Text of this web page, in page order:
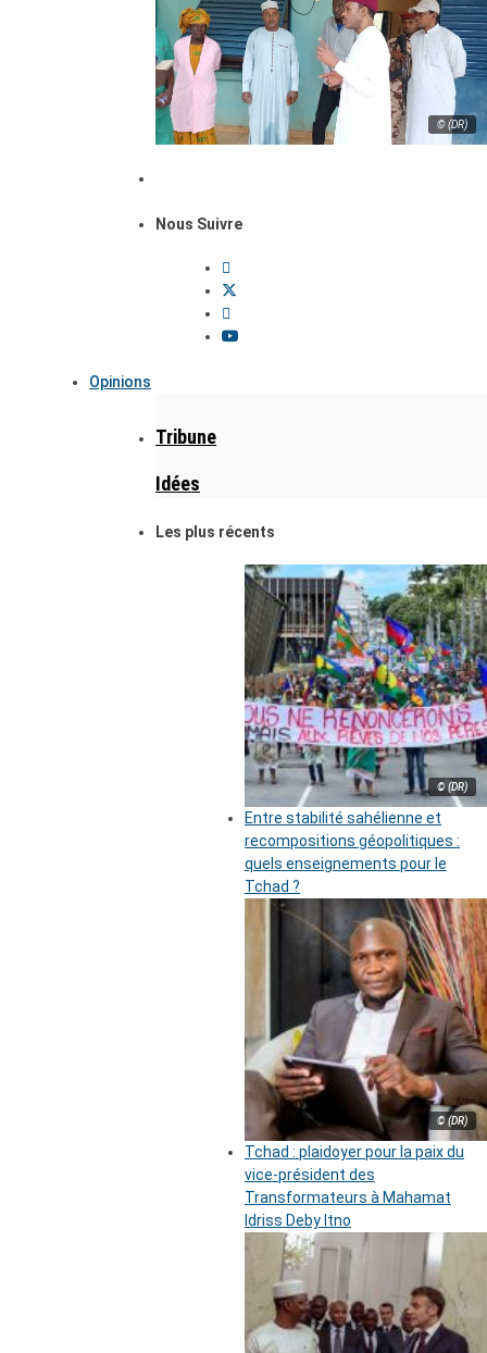
© (DR)
Nous Suivre
Opinions
Tribune
Idées
Les plus récents
© (DR)
Entre stabilité sahélienne et
recompositions géopolitiques :
quels enseignements pour le
Tchad ?
© (DR)
Tchad : plaidoyer pour la paix du
vice-président des
Transformateurs à Mahamat
Idriss Deby Itno